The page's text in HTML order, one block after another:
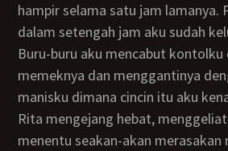
hampir selama satu jam lamanya.
dalam setengah jam aku sudah
Buru-buru aku mencabut kontolku dari dalam
memeknya dan menggantinya
manisku dimana cincin itu aku
Rita mengejang hebat,
menentu seakan-akan